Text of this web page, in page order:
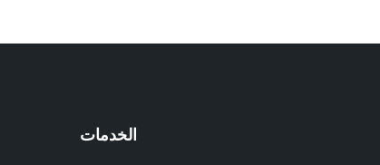
الخدمات